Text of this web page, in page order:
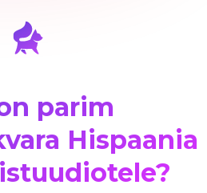
parim
Hispaania